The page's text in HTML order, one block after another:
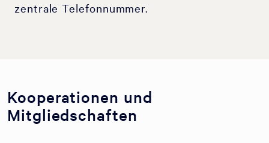
zentrale Telefonnummer.
Kooperationen und
Mitgliedschaften